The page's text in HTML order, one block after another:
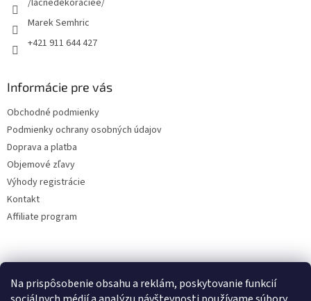
Na prispôsobenie obsahu a reklám, poskytovanie funkcií
Marek Semhric
+421 911 644 427
Informácie pre vás
Obchodné podmienky
Podmienky ochrany osobných údajov
Doprava a platba
Objemové zľavy
Výhody registrácie
Kontakt
Affiliate program